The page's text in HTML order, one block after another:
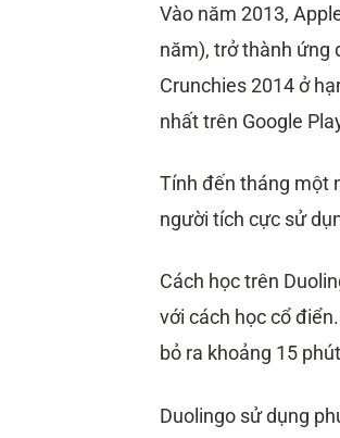
Vào năm 2013,
năm), trở thành ứng
Crunchies 2014 ở
nhất trên Google
Tính đến tháng một
người tích cực sử
Cách học trên
với cách học cổ
bỏ ra khoảng 15
Duolingo sử dụng